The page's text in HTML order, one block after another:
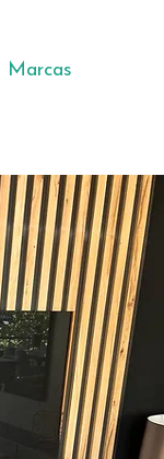
Marcas